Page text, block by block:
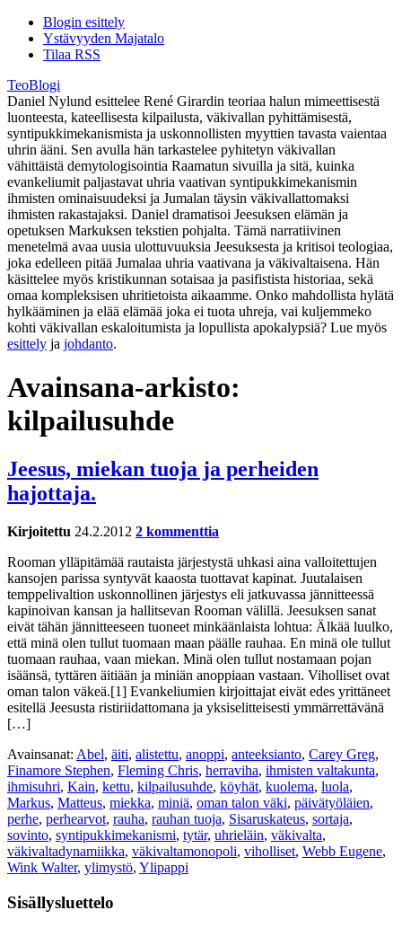
Blogin esittely
Ystävyyden Majatalo
Tilaa RSS
TeoBlogi
Daniel Nylund esittelee René Girardin teoriaa halun mimeettisestä
luonteesta, kateellisesta kilpailusta, väkivallan pyhittämisestä,
syntipukkimekanismista ja uskonnollisten myyttien tavasta vaientaa
uhrin ääni. Sen avulla hän tarkastelee pyhitetyn väkivallan
vähittäistä demytologisointia Raamatun sivuilla ja sitä, kuinka
evankeliumit paljastavat uhria vaativan syntipukkimekanismin
ihmisten ominaisuudeksi ja Jumalan täysin väkivallattomaksi
ihmisten rakastajaksi. Daniel dramatisoi Jeesuksen elämän ja
opetuksen Markuksen tekstien pohjalta. Tämä narratiivinen
menetelmä avaa uusia ulottuvuuksia Jeesuksesta ja kritisoi teologiaa,
joka edelleen pitää Jumalaa uhria vaativana ja väkivaltaisena. Hän
käsittelee myös kristikunnan sotaisaa ja pasifistista historiaa, sekä
omaa kompleksisen uhritietoista aikaamme. Onko mahdollista hylätä
hylkääminen ja elää elämää joka ei tuota uhreja, vai kuljemmeko
kohti väkivallan eskaloitumista ja lopullista apokalypsiä? Lue myös
esittely ja johdanto.
Avainsana-arkisto:
kilpailusuhde
Jeesus, miekan tuoja ja perheiden
hajottaja.
Kirjoitettu 24.2.2012 2 kommenttia
Rooman ylläpitämää rautaista järjestystä uhkasi aina valloitettujen
kansojen parissa syntyvät kaaosta tuottavat kapinat. Juutalaisen
temppelivaltion uskonnollinen järjestys eli jatkuvassa jännitteessä
kapinoivan kansan ja hallitsevan Rooman välillä. Jeesuksen sanat
eivät tähän jännitteeseen tuoneet minkäänlaista lohtua: Älkää luulko,
että minä olen tullut tuomaan maan päälle rauhaa. En minä ole tullut
tuomaan rauhaa, vaan miekan. Minä olen tullut nostamaan pojan
isäänsä, tyttären äitiään ja miniän anoppiaan vastaan. Viholliset ovat
oman talon väkeä.[1] Evankeliumien kirjoittajat eivät edes yrittäneet
esitellä Jeesusta ristiriidattomana ja yksiselitteisesti ymmärrettävänä
[…]
Avainsanat: Abel, äiti, alistettu, anoppi, anteeksianto, Carey Greg,
Finamore Stephen, Fleming Chris, herraviha, ihmisten valtakunta,
ihmisuhri, Kain, kettu, kilpailusuhde, köyhät, kuolema, luola,
Markus, Matteus, miekka, miniä, oman talon väki, päivätyöläien,
perhe, perhearvot, rauha, rauhan tuoja, Sisaruskateus, sortaja,
sovinto, syntipukkimekanismi, tytär, uhrieläin, väkivalta,
väkivaltadynamiikka, väkivaltamonopoli, viholliset, Webb Eugene,
Wink Walter, ylimystö, Ylipappi
Sisällysluettelo